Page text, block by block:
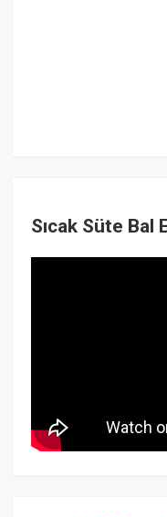
Sıcak Süte Bal